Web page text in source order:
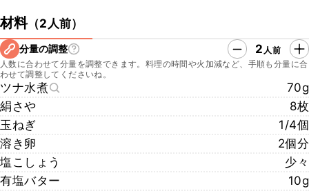
材料（2人前）
分量の調整 2 人前
人数に合わせて分量を調整できます。料理の時間や火加減など、手順も分量に合
わせて調整してくださいね。
ツナ水煮
70g
絹さや
8枚
玉ねぎ
1/4個
溶き卵
2個分
塩こしょう
少々
有塩バター
10g